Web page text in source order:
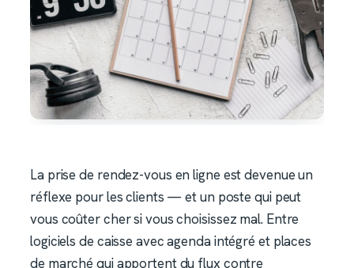
La prise de rendez-vous en ligne est devenue un
réflexe pour les clients — et un poste qui peut
vous coûter cher si vous choisissez mal. Entre
logiciels de caisse avec agenda intégré et places
de marché qui apportent du flux contre